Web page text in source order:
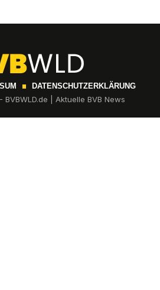
DATENSCHUTZERKLÄRUNG
| Aktuelle BVB News